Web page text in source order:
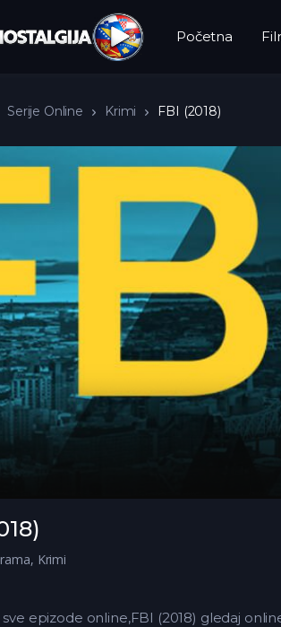
Početna
Serije Online Krimi FBI (2018)
, Krimi
sve epizode online,FBI (2018) gledaj